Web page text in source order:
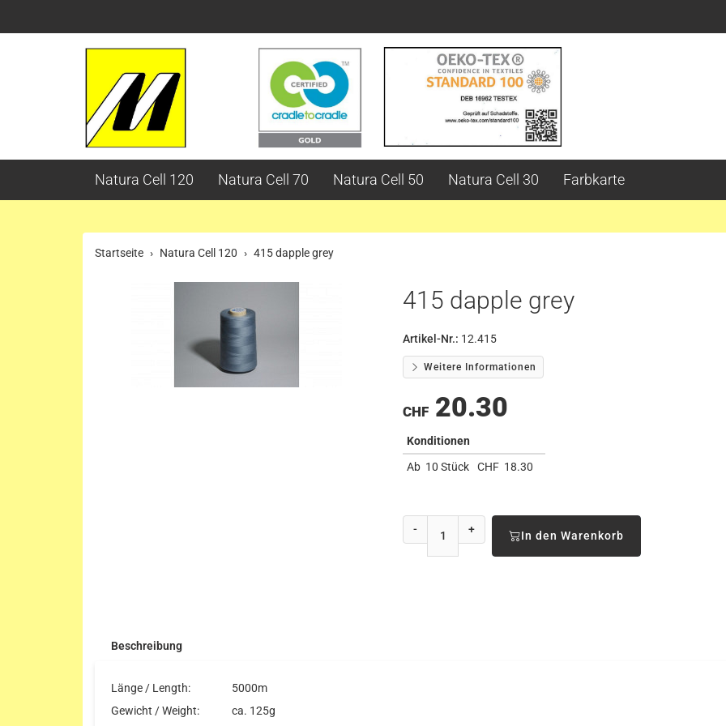
Natura Cell 120 Natura Cell 70 Natura Cell 50 Natura Cell 30 Farbkarte
Startseite Natura Cell 120 415 dapple grey
415 dapple grey
Artikel-Nr.: 12.415
Weitere Informationen
CHF 20.30
Konditionen
Ab 10 Stück CHF 18.30
- + In den Warenkorb
Beschreibung
Länge / Length:
5000m
Gewicht / Weight:
ca. 125g